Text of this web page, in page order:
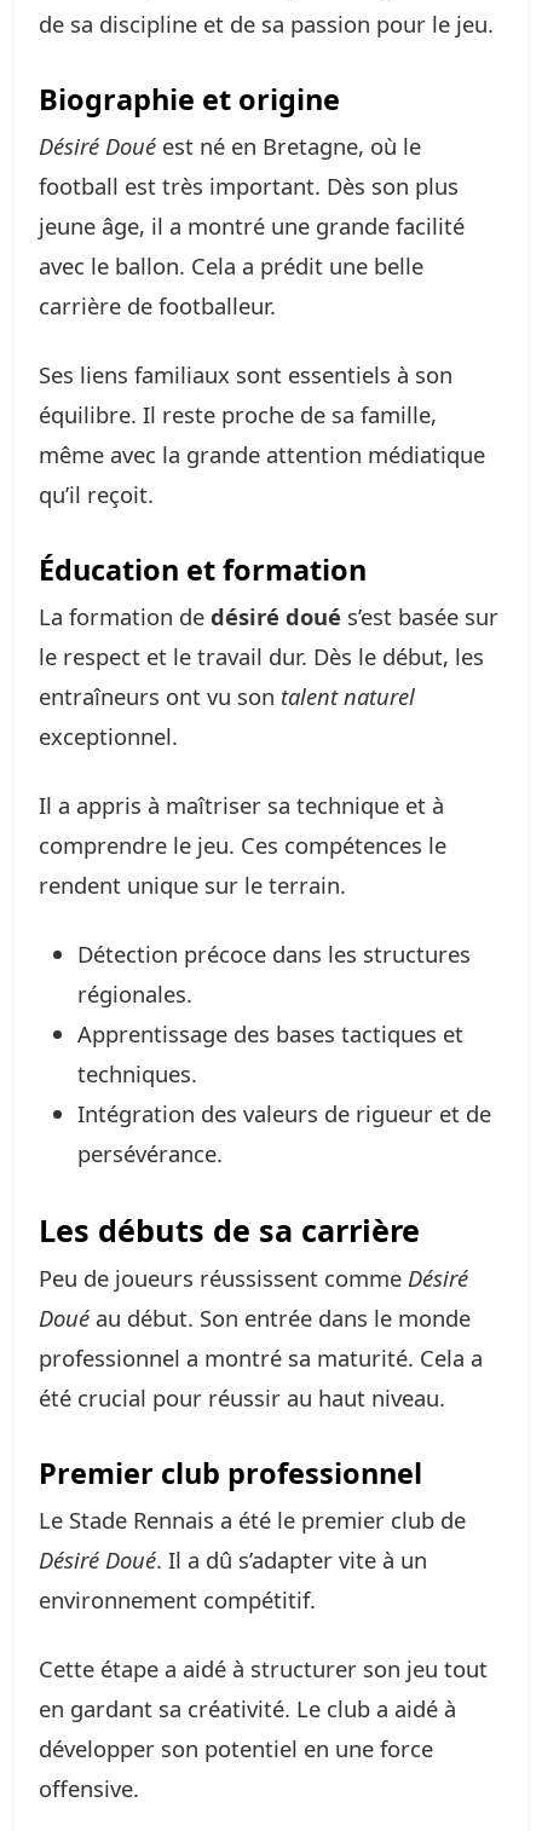
de sa discipline et de sa passion pour le jeu.
Biographie et origine
Désiré Doué est né en Bretagne, où le
football est très important. Dès son plus
jeune âge, il a montré une grande facilité
avec le ballon. Cela a prédit une belle
carrière de footballeur.
Ses liens familiaux sont essentiels à son
équilibre. Il reste proche de sa famille,
même avec la grande attention médiatique
qu’il reçoit.
Éducation et formation
La formation de désiré doué s’est basée sur
le respect et le travail dur. Dès le début, les
entraîneurs ont vu son talent naturel
exceptionnel.
Il a appris à maîtriser sa technique et à
comprendre le jeu. Ces compétences le
rendent unique sur le terrain.
Détection précoce dans les structures
régionales.
Apprentissage des bases tactiques et
techniques.
Intégration des valeurs de rigueur et de
persévérance.
Les débuts de sa carrière
Peu de joueurs réussissent comme Désiré
Doué au début. Son entrée dans le monde
professionnel a montré sa maturité. Cela a
été crucial pour réussir au haut niveau.
Premier club professionnel
Le Stade Rennais a été le premier club de
Désiré Doué. Il a dû s’adapter vite à un
environnement compétitif.
Cette étape a aidé à structurer son jeu tout
en gardant sa créativité. Le club a aidé à
développer son potentiel en une force
offensive.